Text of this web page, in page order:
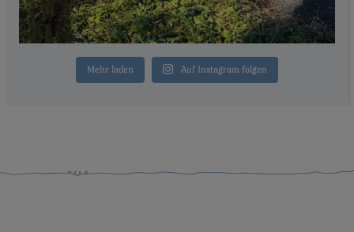
Mehr laden Auf Instagram folgen